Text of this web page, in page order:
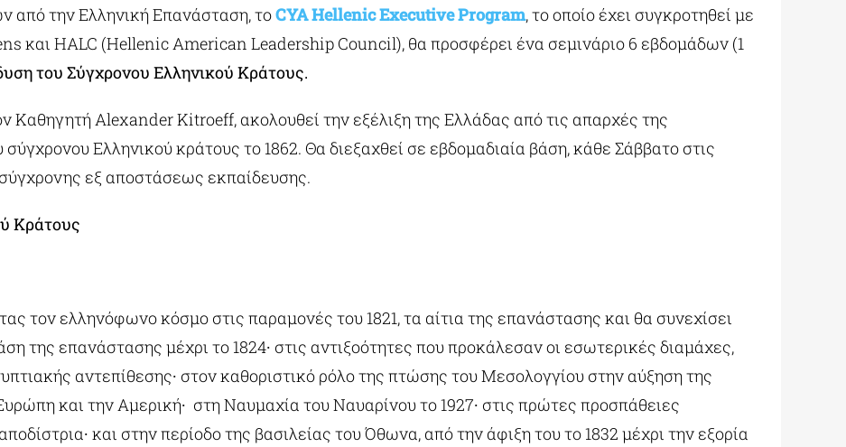
από την Ελληνική Επανάσταση, τοCYA Hellenic Executive Program, το οποίο έχει συγκροτηθεί με
και HALC (Hellenic American Leadership Council), θα προσφέρει ένα σεμινάριο 6 εβδομάδων (1
του Σύγχρονου Ελληνικού Κράτους.
Καθηγητή Alexander Kitroeff, ακολουθεί την εξέλιξη της Ελλάδας από τις απαρχές της
Ελληνικού κράτους το 1862. Θα διεξαχθεί σε εβδομαδιαία βάση, κάθε Σάββατο στις
εξ αποστάσεως εκπαίδευσης.
Κράτους
τον ελληνόφωνο κόσμο στις παραμονές του 1821, τα αίτια της επανάστασης και θα συνεχίσει
της επανάστασης μέχρι το 1824∙ στις αντιξοότητες που προκάλεσαν οι εσωτερικές διαμάχες,
αντεπίθεσης∙ στον καθοριστικό ρόλο της πτώσης του Μεσολογγίου στην αύξηση της
και την Αμερική∙ στη Ναυμαχία του Ναυαρίνου το 1927∙ στις πρώτες προσπάθειες
και στην περίοδο της βασιλείας του Όθωνα, από την άφιξη του το 1832 μέχρι την εξορία